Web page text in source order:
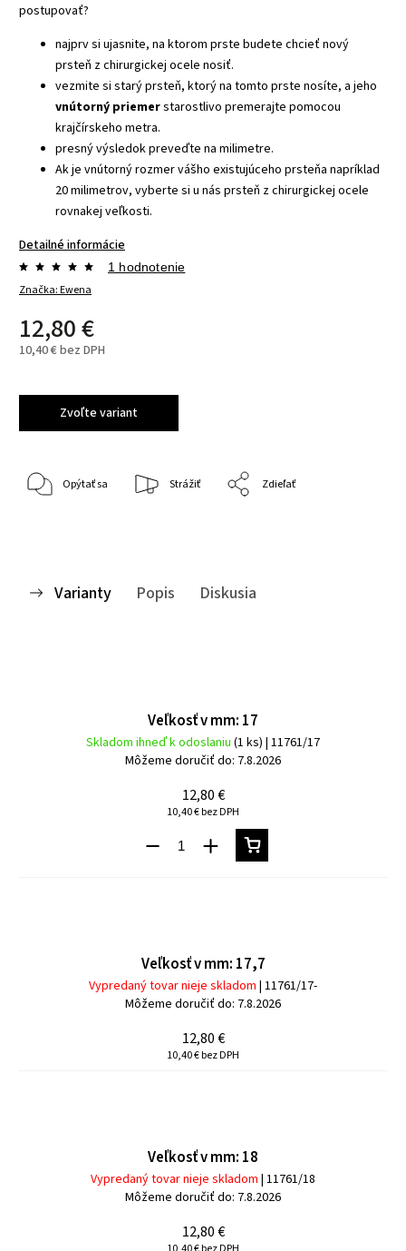
postupovať?
najprv si ujasnite, na ktorom prste budete chcieť nový
prsteň z chirurgickej ocele nosiť.
vezmite si starý prsteň, ktorý na tomto prste nosíte, a jeho
vnútorný priemerstarostlivo premerajte pomocou
krajčírskeho metra.
presný výsledok preveďte na milimetre.
Ak je vnútorný rozmer vášho existujúceho prsteňa napríklad
20 milimetrov, vyberte si u nás prsteň z chirurgickej ocele
rovnakej veľkosti.
Detailné informácie
Značka:Ewena
1 hodnotenie
12,80 €
10,40 € bez DPH
Zvoľte variant
Opýtať sa Strážiť Zdieľať
Varianty Popis Diskusia
Veľkosť v mm: 17
Skladom ihneď k odoslaniu (1 ks) | 11761/17
Môžeme doručiť do: 7.8.2026
12,80 €
10,40 € bez DPH
Veľkosť v mm: 17,7
Vypredaný tovar nieje skladom | 11761/17-
Môžeme doručiť do: 7.8.2026
12,80 €
10,40 € bez DPH
Veľkosť v mm: 18
Vypredaný tovar nieje skladom | 11761/18
Môžeme doručiť do: 7.8.2026
12,80 €